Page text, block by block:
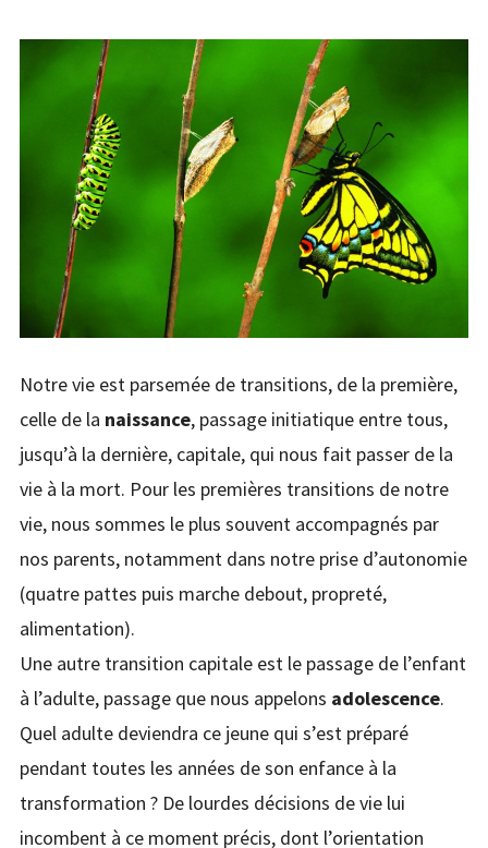
Notre vie est parsemée de transitions, de la première,
celle de la naissance, passage initiatique entre tous,
jusqu’à la dernière, capitale, qui nous fait passer de la
vie à la mort. Pour les premières transitions de notre
vie, nous sommes le plus souvent accompagnés par
nos parents, notamment dans notre prise d’autonomie
(quatre pattes puis marche debout, propreté,
alimentation).
Une autre transition capitale est le passage de l’enfant
à l’adulte, passage que nous appelons adolescence.
Quel adulte deviendra ce jeune qui s’est préparé
pendant toutes les années de son enfance à la
transformation ? De lourdes décisions de vie lui
incombent à ce moment précis, dont l’orientation